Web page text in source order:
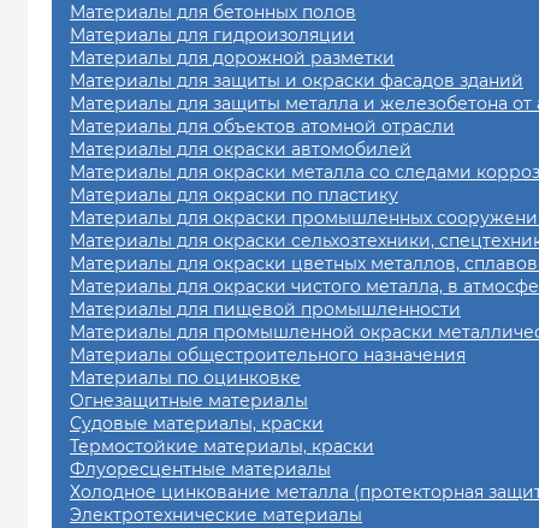
Материалы для бетонных полов
Материалы для гидроизоляции
Материалы для дорожной разметки
Материалы для защиты и окраски фасадов зданий
Материалы для защиты металла и железобетона от
Материалы для объектов атомной отрасли
Материалы для окраски автомобилей
Материалы для окраски металла со следами
Материалы для окраски по пластику
Материалы для окраски промышленных
Материалы для окраски сельхозтехники,
Материалы для окраски цветных металлов,
Материалы для окраски чистого металла, в
Материалы для пищевой промышленности
Материалы для промышленной окраски
Материалы общестроительного назначения
Материалы по оцинковке
Огнезащитные материалы
Судовые материалы, краски
Термостойкие материалы, краски
Флуоресцентные материалы
Холодное цинкование металла (протекторная
Электротехнические материалы